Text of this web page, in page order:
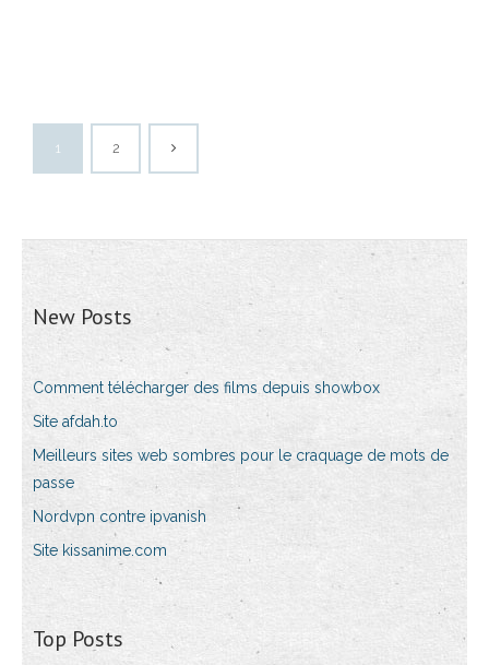
1 2
New Posts
Comment télécharger des films depuis showbox
Site afdah.to
Meilleurs sites web sombres pour le craquage de mots de
passe
Nordvpn contre ipvanish
Site kissanime.com
Top Posts